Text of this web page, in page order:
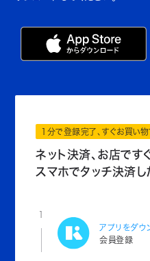
1分で登録完了、すぐお買い物
ネット決済、お店です
スマホでタッチ決済
1
アプリをダウ
会員登録